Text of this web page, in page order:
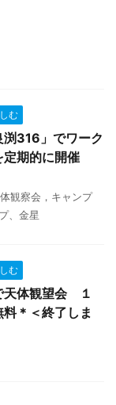
む
316」でワーク
期的に開催
観察会，キャンプ
、金星
む
天体観望会 １
＊＜終了しま